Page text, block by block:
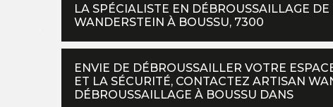
LA SPÉCIALISTE EN DÉBROUSSAILLAGE
WANDERSTEIN À BOUSSU, 7300
ENVIE DE DÉBROUSSAILLER VOTRE
ET LA SÉCURITÉ, CONTACTEZ ARTISAN
DÉBROUSSAILLAGE À BOUSSU DANS